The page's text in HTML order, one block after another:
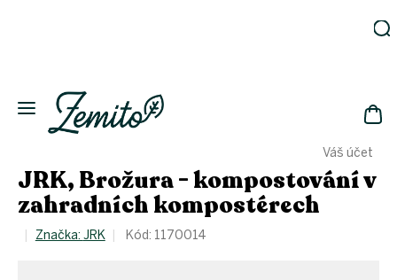
Váš účet
Eko
domácnost
Kosmetika
láhve
Akce
JRK, Brožura - kompostování v
zahradních kompostérech
Značka: JRK Kód: 1170014